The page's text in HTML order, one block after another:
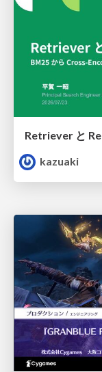
Retriever と
kazuaki